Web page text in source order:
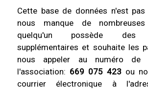
Cette base de données n'est
nous manque de
quelqu'un possède des
supplémentaires et souhaite les
nous appeler au numéro de
l'association: 669 075 423 ou
courrier électronique à